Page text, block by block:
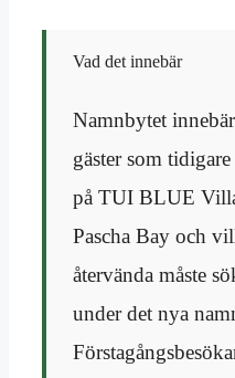
Vad det innebär
Namnbytet
gäster som
på TUI BLUE
Pascha Bay och
återvända måste
under det nya